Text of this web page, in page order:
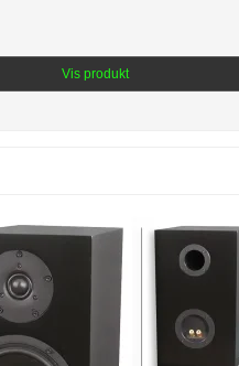
Vis produkt